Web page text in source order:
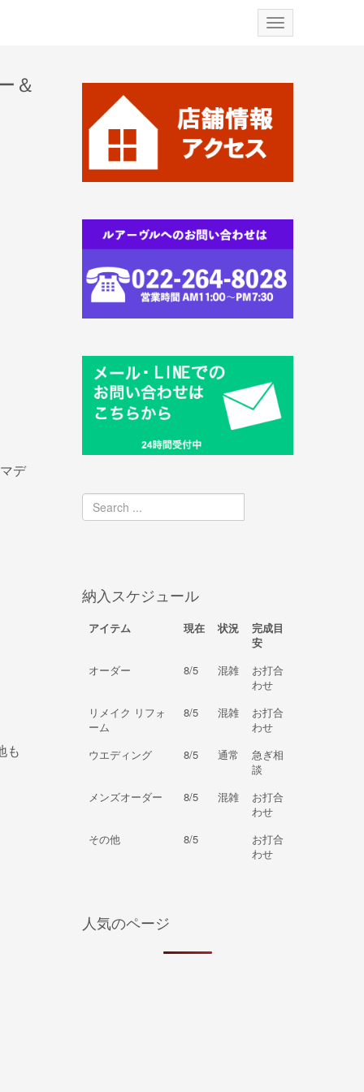
N
a
a
＆
デ
も
納入スケジュール
アイテム 現在 状況
完成目
安
オーダー
8/5 混雑
お打合
わせ
リメイク リフォ
ーム
8/5 混雑
お打合
わせ
ウエディング
8/5 通常
急ぎ相
談
メンズオーダー
8/5 混雑
お打合
わせ
その他
8/5
お打合
わせ
人気のページ